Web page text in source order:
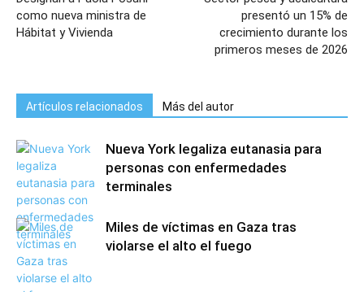
como nueva ministra de
Hábitat y Vivienda
presentó un 15% de
crecimiento durante los
primeros meses de 2026
Artículos relacionados Más del autor
Nueva York legaliza eutanasia para
personas con enfermedades
terminales
Miles de víctimas en Gaza tras
violarse el alto el fuego